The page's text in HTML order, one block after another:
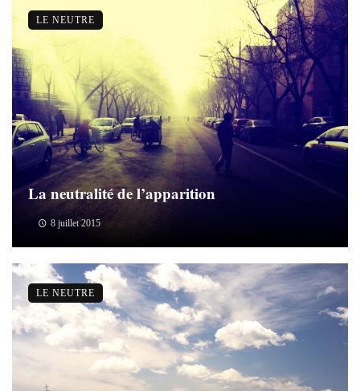
La neutralité de l’apparition
8 juillet 2015
LE NEUTRE
LE NEUTRE